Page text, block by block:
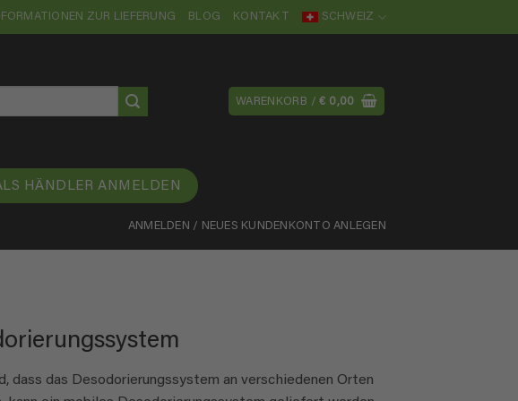
ZUR LIEFERUNG BLOG KONTAKT SCHWEIZ
WARENKORB /€ 0,00
HÄNDLER ANMELDEN
ANMELDEN / NEUES KUNDENKONTO ANLEGEN
dass das Desodorierungssystem an verschiedenen Orten